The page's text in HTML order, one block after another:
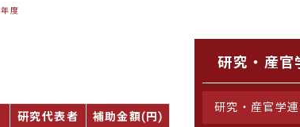
度
研究代表者 補助金額(円)
研究・産官
研究・産官学